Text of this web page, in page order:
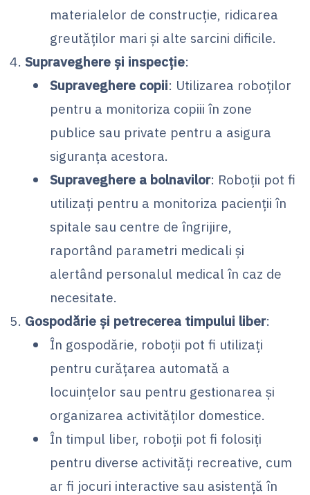
materialelor de construcție, ridicarea
greutăților mari și alte sarcini dificile.
Supraveghere și inspecție:
Supraveghere copii: Utilizarea roboților
pentru a monitoriza copiii în zone
publice sau private pentru a asigura
siguranța acestora.
Supraveghere a bolnavilor: Roboții pot fi
utilizați pentru a monitoriza pacienții în
spitale sau centre de îngrijire,
raportând parametri medicali și
alertând personalul medical în caz de
necesitate.
Gospodărie și petrecerea timpului liber:
În gospodărie, roboții pot fi utilizați
pentru curățarea automată a
locuințelor sau pentru gestionarea și
organizarea activităților domestice.
În timpul liber, roboții pot fi folosiți
pentru diverse activități recreative, cum
ar fi jocuri interactive sau asistență în